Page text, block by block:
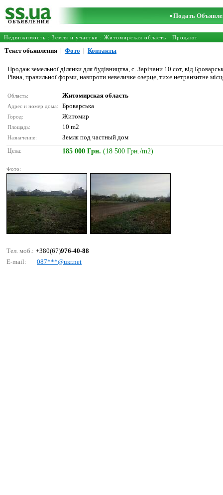
ОБЪЯВЛЕНИЯ
Подать
Недвижимость : Земля и участки : Житомирская область : Продают
Текст обьявления | Фото | Контакты
Продаж земельної ділянки для будівництва, с. Зарічани 10 сот, від
Рівна, правильної форми, навпроти невеличке озерце, тихе нетранзитне
Область: Житомирская область
Адрес и номер дома: Броварська
Город: Житомир
Площадь: 10 m2
Назначение: Земля под частный дом
Цена: 185 000 Грн. (18 500 Грн./m2)
Фото:
Тел. моб.: +380(67)976-40-88
E-mail:
087***@uкr.nеt